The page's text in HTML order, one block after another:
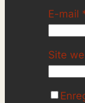
E-mail
Site